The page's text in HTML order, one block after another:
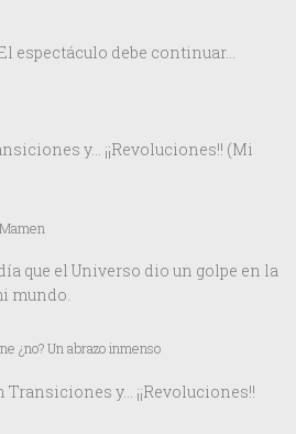
espectáculo debe continuar…
y… ¡¡Revoluciones!! (Mi
que el Universo dio un golpe en la
mundo.
¿no? Un abrazo inmenso
Transiciones y… ¡¡Revoluciones!!